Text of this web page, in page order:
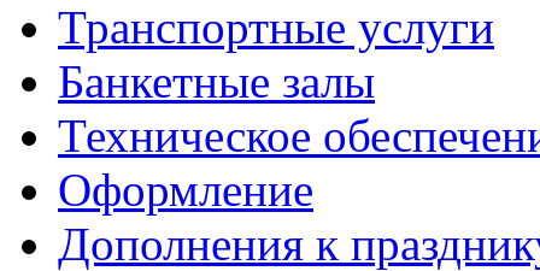
Транспортные услуги
Банкетные залы
Техническое
Оформление
Дополнения к